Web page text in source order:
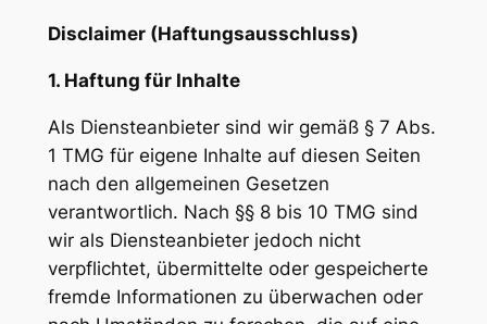
Disclaimer (Haftungsausschluss)
1. Haftung für Inhalte
Als Diensteanbieter sind wir gemäß § 7 Abs.
1 TMG für eigene Inhalte auf diesen Seiten
nach den allgemeinen Gesetzen
verantwortlich. Nach §§ 8 bis 10 TMG sind
wir als Diensteanbieter jedoch nicht
verpflichtet, übermittelte oder gespeicherte
fremde Informationen zu überwachen oder